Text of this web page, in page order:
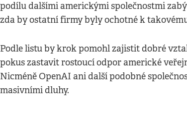
podílu dalšími americkými společnostmi
zda by ostatní firmy byly ochotné k
Podle listu by krok pomohl zajistit dobré
pokus zastavit rostoucí odpor americké
Nicméně OpenAI ani další podobné
masivními dluhy.